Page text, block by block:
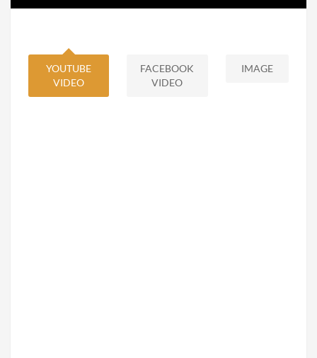
YOUTUBE
VIDEO
FACEBOOK
VIDEO
IMAGE